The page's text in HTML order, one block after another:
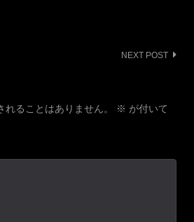
NEXT POST
れることはありません。 ※ が付いて